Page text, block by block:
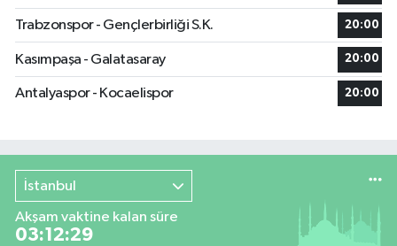
Trabzonspor - Gençlerbirliği S.K. 20:00
Kasımpaşa - Galatasaray 20:00
Antalyaspor - Kocaelispor 20:00
İstanbul
Akşam vaktine kalan süre
03:12:28